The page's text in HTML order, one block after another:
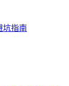
坑指南